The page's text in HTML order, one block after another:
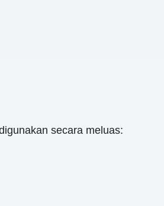
secara meluas: